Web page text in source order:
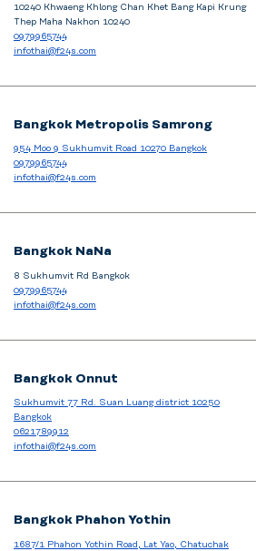
10240 Khwaeng Khlong Chan Khet Bang Kapi Krung
Thep Maha Nakhon 10240
0979965744
infothai@f24s.com
Bangkok Metropolis Samrong
954 Moo 9 Sukhumvit Road 10270 Bangkok
0979965744
infothai@f24s.com
Bangkok NaNa
8 Sukhumvit Rd Bangkok
0979965744
infothai@f24s.com
Bangkok Onnut
Sukhumvit 77 Rd. Suan Luang district 10250
Bangkok
0621789912
infothai@f24s.com
Bangkok Phahon Yothin
1687/1 Phahon Yothin Road, Lat Yao, Chatuchak